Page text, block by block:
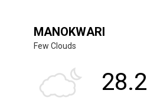
MANOKWARI
Few Clouds
28.2